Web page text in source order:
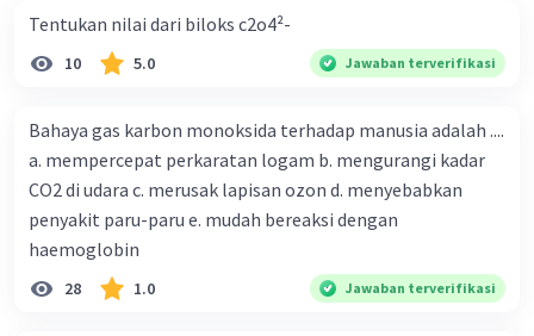
Tentukan nilai dari biloks c2o4²-
10 5.0 Jawaban terverifikasi
Bahaya gas karbon monoksida terhadap manusia adalah ....
a. mempercepat perkaratan logam b. mengurangi kadar
CO2 di udara c. merusak lapisan ozon d. menyebabkan
penyakit paru-paru e. mudah bereaksi dengan
haemoglobin
28 1.0 Jawaban terverifikasi